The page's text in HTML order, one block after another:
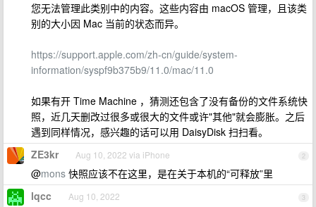
您无法管理此类别中的内容。这些内容由 macOS 管理，且该类
别的大小因 Mac 当前的状态而异。
https://support.apple.com/zh-cn/guide/system-
information/syspf9b375b9/11.0/mac/11.0
如果有开 Time Machine ，猜测还包含了没有备份的文件系统快
照，近几天删改过很多或很大的文件或许"其他"就会膨胀。之后
遇到同样情况，感兴趣的话可以用 DaisyDisk 扫扫看。
2
ZE3kr Aug 10, 2022 via iPhone
@mons 快照应该不在这里，是在关于本机的“可释放”里
3
lqcc Aug 10, 2022